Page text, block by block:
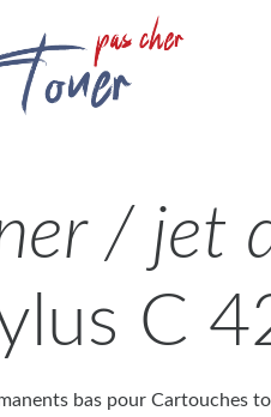
/ jet
C
bas pour Cartouches